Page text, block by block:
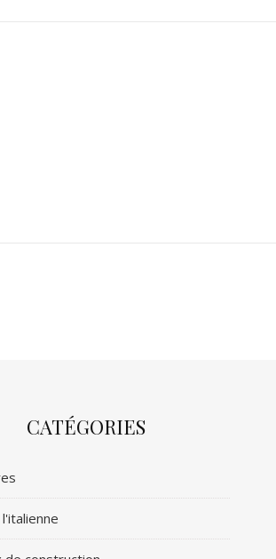
CATÉGORIES